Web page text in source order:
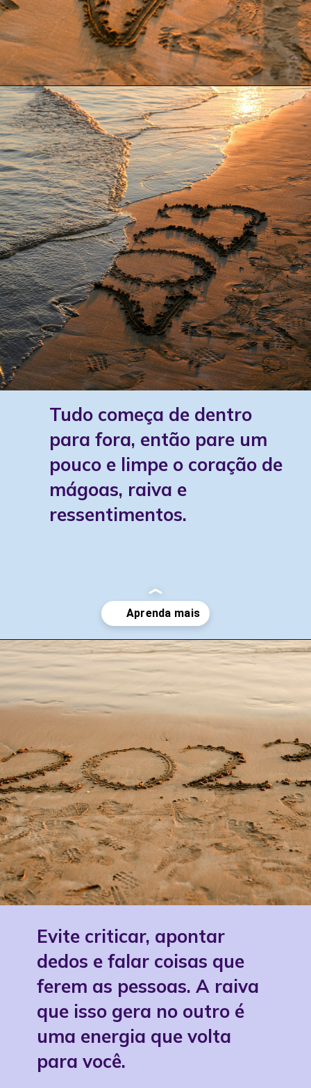
Tudo começa de dentro
para fora, então pare um
pouco e limpe o coração de
mágoas, raiva e
ressentimentos.
https://www.instagram.com/p/CfEkb9-uMdf/
Evite criticar, apontar
dedos e falar coisas que
ferem as pessoas. A raiva
que isso gera no outro é
uma energia que volta
para você.